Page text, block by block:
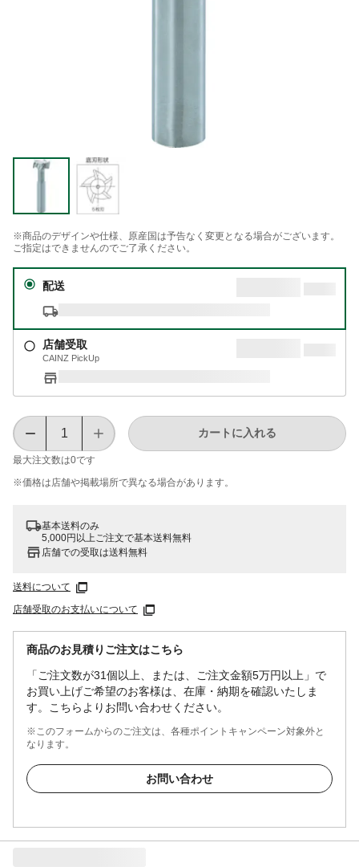
※商品のデザインや仕様、原産国は予告なく変更となる場合がございます。
ご指定はできませんのでご了承ください。
配送
店舗受取
CAINZ PickUp
最大注文数は0です
カートに入れる
※価格は​店舗や​掲載場所で​異なる​場合が​あります。
基本送料のみ
5,000円以上ご注文で基本送料無料
店舗での受取は送料無料
送料について
店舗受取のお支払いについて
商品のお見積りご注文はこちら
「ご注文数が31個以上、または、ご注文金額5万円以上」で
お買い上げご希望のお客様は、在庫・納期を確認いたしま
す。こちらよりお問い合わせください。
※このフォームからのご注文は、各種ポイントキャンペーン対象外と
なります。
お問い合わせ